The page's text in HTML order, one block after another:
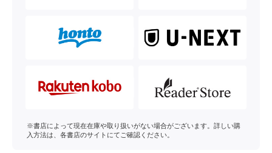
※書店によって現在在庫や取り扱いがない場合がございます。詳しい購
入方法は、各書店のサイトにてご確認ください。